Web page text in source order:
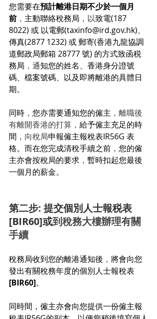
您需要在預計離港日期不少於一個月
前 ， 主動聯絡稅務局 ，以致電(187
8022) 或 以電郵(taxinfo@ird.gov.hk)、
傳真(2877 1232) 或 郵寄(香港九龍協調
道郵政局郵箱 28777 號) 的方式致函税
務局 ， 通知您的姓名、香港身分證號
碼、檔案號碼、以及即將離港的具體日
期。
同時 ， 您亦需要通知您的僱主 ，離職後
有離開香港的打算， 給予僱主充足的時
間 ，向稅局申報僱主報稅表IR56G 表
格。而在您完成清稅手續之前 ， 您的僱
主亦會按稅局的要求 ， 暫時扣起您最後
一個月的薪金。
第二步: 提交個別人士報税表
[BIR60]或到稅務大樓辦理有關
手續
稅務局收到您的離港通知後 ， 將會向您
發出有關稅務年度的個別人士報稅表
[BIR60]。
同時間，僱主亦會向您提供一份僱主報